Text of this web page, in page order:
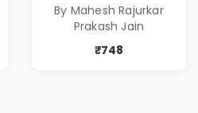
of Power, Love &
Greed | Simplest
Way to Grow Your
By Mahesh Rajurkar
Prakash Jain
₹748